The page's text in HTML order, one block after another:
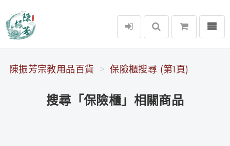
陳振芳宗教用品百貨
選單
陳振芳宗教用品百貨 保險櫃搜尋 (第1頁)
搜尋「保險櫃」相關商品